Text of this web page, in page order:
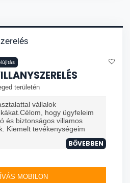
területén
vállalok
hogy ügyfeleim
és biztonságos villamos
Kiemelt tevékenységeim
BŐVEBBEN
MOBILON